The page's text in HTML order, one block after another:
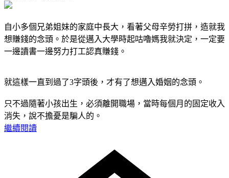
自小多個兄弟姐妹的家庭中長大，看著父母辛勞打拼，造就我
想賺錢的念頭。於是從邁入大學時起咕嚕媽我就決定，一定要
一邊讀書一邊努力打工認真賺錢。
就這樣一直到過了3字頭後，才有了想邁入婚姻的念頭。
只不過隨著小孩出生，必須離開職場，當時每個月的固定收入
消失，說不擔憂是騙人的。
繼續閱讀